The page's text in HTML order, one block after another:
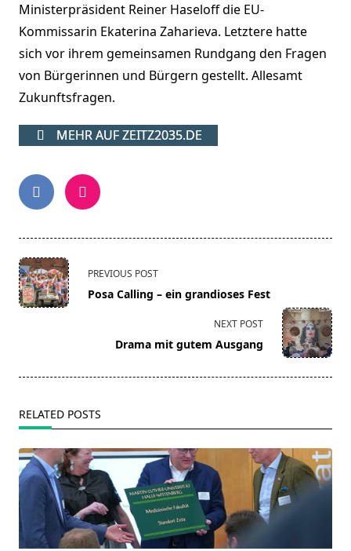
Ministerpräsident Reiner Haseloff die EU-
Kommissarin Ekaterina Zaharieva. Letztere hatte
sich vor ihrem gemeinsamen Rundgang den Fragen
von Bürgerinnen und Bürgern gestellt. Allesamt
Zukunftsfragen.
MEHR AUF ZEITZ2035.DE
<span
class="nav-
subtitle
PREVIOUS POST
Posa Calling – ein grandioses Fest
NEXT POST
Drama mit gutem Ausgang
RELATED POSTS